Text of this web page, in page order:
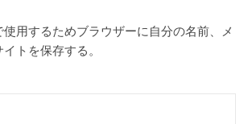
用するためブラウザーに自分の名前、メ
トを保存する。